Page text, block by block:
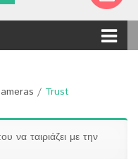
/ Trust
να ταιριάζει με την